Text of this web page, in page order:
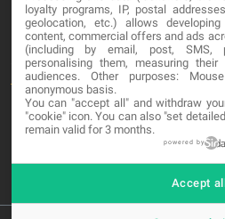
LEGAL
Terminos y Condiciones
Política de Privacidad
loyalty programs, IP, postal
geolocation, etc.) allows
content, commercial offers and ads
(including by email, post, SMS,
personalising them, measuring
audiences. Other purposes:
anonymous basis.
You can "accept all" and withdraw
"cookie" icon. You can also "set
remain valid for 3 months.
powered by
Accept